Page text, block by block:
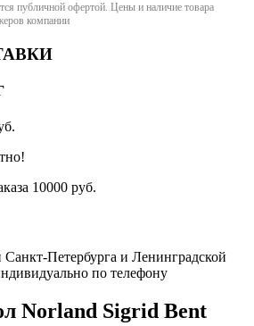
публичной офертой. Цены и наличие товара
компании
10000 руб.
Санкт-Петербурга и Ленинградской
по телефону
Norland Sigrid Bent